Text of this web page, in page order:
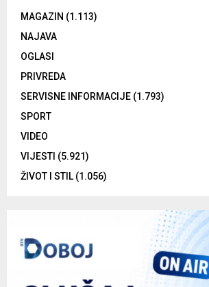
MAGAZIN (1.113)
NAJAVA
OGLASI
PRIVREDA
SERVISNE INFORMACIJE (1.793)
SPORT
VIDEO
VIJESTI (5.921)
ŽIVOT I STIL (1.056)